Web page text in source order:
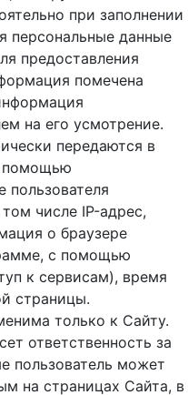
при заполнении
персональные данные
предоставления
помечена
на его усмотрение.
передаются в
помощью
пользователя
числе IP-адрес,
о браузере
с помощью
к cервисам), время
страницы.
только к Сайту.
ответственность за
пользователь может
на страницах Сайта, в